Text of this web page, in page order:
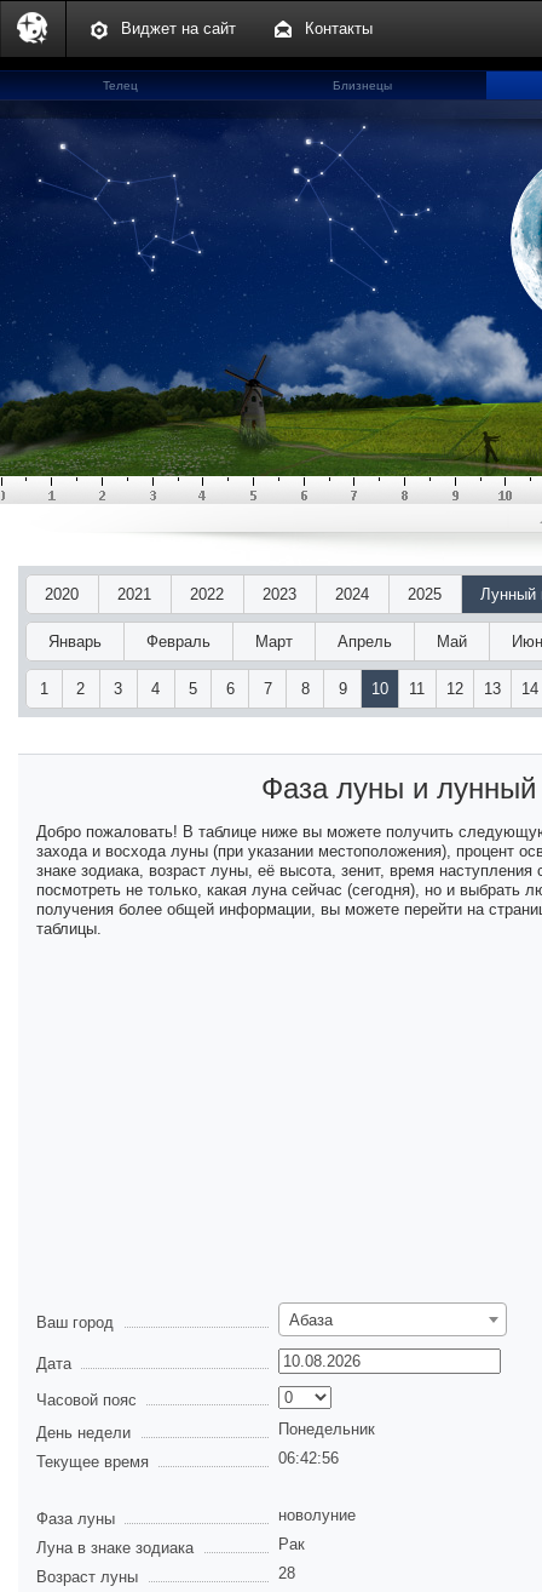
Виджет на сайт Контакты
Телец
Близнецы
2020 2021 2022 2023 2024 2025 Лунный
Январь Февраль Март Апрель Май
1 2 3 4 5 6 7 8 9 10 11 12 13 14
Фаза луны и
Добро пожаловать! В таблице ниже вы можете получить
захода и восхода луны (при указании местоположения), процент
знаке зодиака, возраст луны, её высота, зенит, время
посмотреть не только, какая луна сейчас (сегодня), но и
получения более общей информации, вы можете перейти на
таблицы.
Ваш город Абаза
Дата
Часовой пояс
День недели
Понедельник
Текущее время
06:42:57
Фаза луны
новолуние
Луна в знаке зодиака
Рак
Возраст луны
28